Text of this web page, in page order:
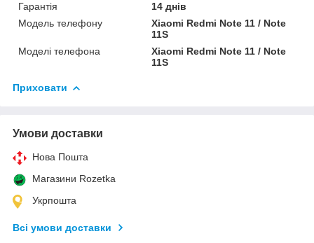
Гарантія
14 днів
Модель телефону
Xiaomi Redmi Note 11 / Note
11S
Моделі телефона
Xiaomi Redmi Note 11 / Note
11S
Приховати
Умови доставки
Нова Пошта
Магазини Rozetka
Укрпошта
Всі умови доставки